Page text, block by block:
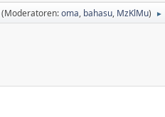
(Moderatoren:oma, bahasu, MzKlMu) ►